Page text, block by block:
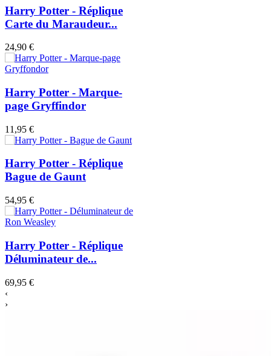
Harry Potter - Réplique
Carte du Maraudeur...
24,90 €
Harry Potter - Marque-
page Gryffindor
11,95 €
Harry Potter - Réplique
Bague de Gaunt
54,95 €
Harry Potter - Réplique
Déluminateur de...
69,95 €
‹
›